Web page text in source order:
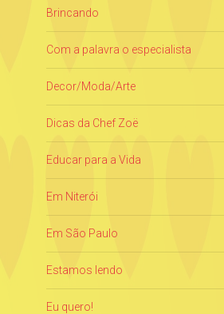
Brincando
Com a palavra o especialista
Decor/Moda/Arte
Dicas da Chef Zoë
Educar para a Vida
Em Niterói
Em São Paulo
Estamos lendo
Eu quero!